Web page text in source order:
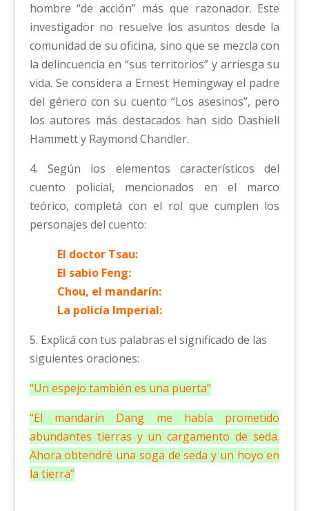
hombre “de acción” más que razonador. Este
investigador no resuelve los asuntos desde la
comunidad de su oficina, sino que se mezcla con
la delincuencia en “sus territorios” y arriesga su
vida. Se considera a Ernest Hemingway el padre
del género con su cuento “Los asesinos”, pero
los autores más destacados han sido Dashiell
Hammett y Raymond Chandler.
4. Según los elementos característicos del
cuento policial, mencionados en el marco
teórico, completá con el rol que cumplen los
personajes del cuento:
El doctor Tsau:
El sabio Feng:
Chou, el mandarín:
La policía Imperial:
5. Explicá con tus palabras el significado de las
siguientes oraciones:
“Un espejo también es una puerta”
“El mandarín Dang me había prometido
abundantes tierras y un cargamento de seda.
Ahora obtendré una soga de seda y un hoyo en
la tierra”